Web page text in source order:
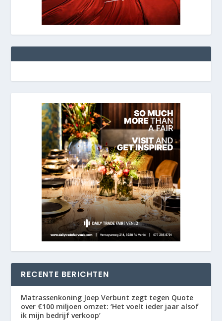
RECENTE BERICHTEN
Matrassenkoning Joep Verbunt zegt tegen Quote
over €100 miljoen omzet: ‘Het voelt ieder jaar alsof
ik mijn bedrijf verkoop’